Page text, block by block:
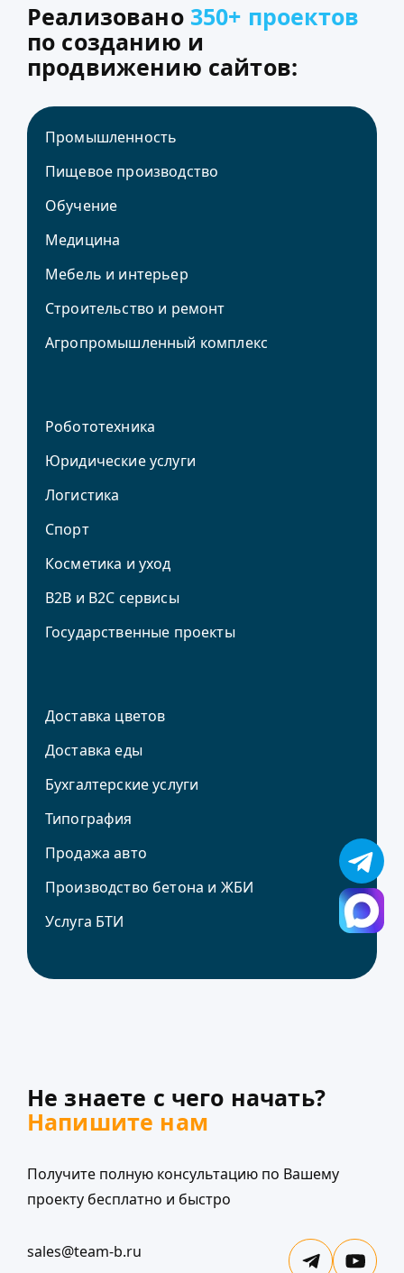
Реализовано 350+ проектов
по созданию и
продвижению сайтов:
Промышленность
Пищевое производство
Обучение
Медицина
Мебель и интерьер
Строительство и ремонт
Агропромышленный комплекс
Робототехника
Юридические услуги
Логистика
Спорт
Косметика и уход
В2В и В2С сервисы
Государственные проекты
Доставка цветов
Доставка еды
Бухгалтерские услуги
Типография
Продажа авто
Производство бетона и ЖБИ
Услуга БТИ
Не знаете с чего начать?
Напишите нам
Получите полную консультацию по Вашему
проекту бесплатно и быстро
sales@team-b.ru